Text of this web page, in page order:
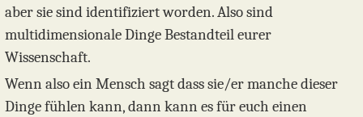
aber sie sind identifiziert worden. Also sind
multidimensionale Dinge Bestandteil eurer
Wissenschaft.
Wenn also ein Mensch sagt dass sie/er manche dieser
Dinge fühlen kann, dann kann es für euch einen